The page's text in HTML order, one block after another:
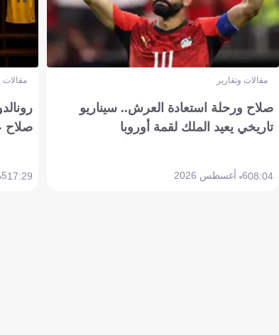
مقالات وتقارير
صلاح ورحلة استعادة العرش.. سيناريو
تاريخي يعيد الملك لقمة أوروبا
08:046 أغسطس 2026
مقالات
صلاح
17:295 أغسطس 2026